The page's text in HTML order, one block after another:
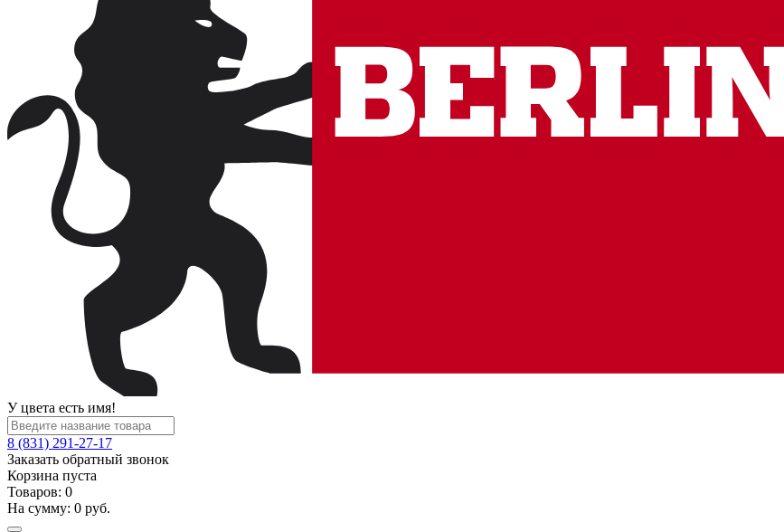
У цвета есть имя!
8 (831) 291-27-17
Заказать обратный звонок
Корзина пуста
Товаров: 0
На сумму: 0 руб.